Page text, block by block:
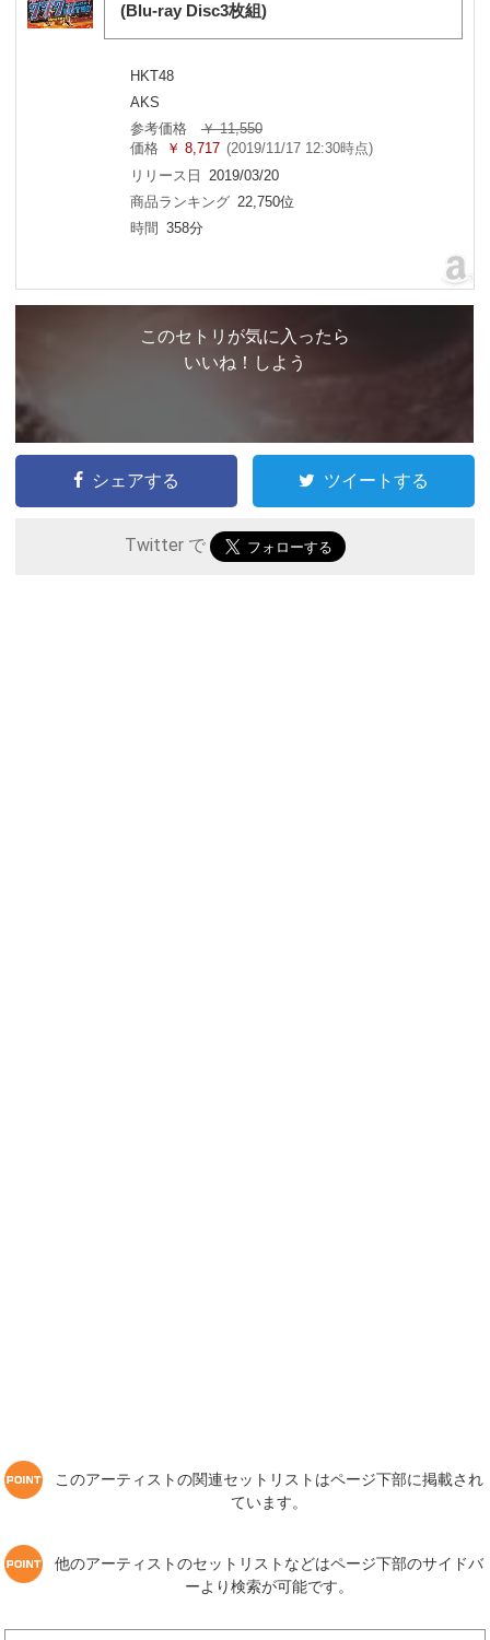
(Blu-ray Disc3枚組)
HKT48
AKS
参考価格
￥ 11,550
価格
￥ 8,717 (2019/11/17 12:30時点)
リリース日
2019/03/20
商品ランキング 22,750位
時間
358分
このセトリが気に入ったら
いいね！しよう
シェアする ツイートする
Twitter で
このアーティストの関連セットリストはページ下部に掲載され
ています。
他のアーティストのセットリストなどはページ下部のサイドバ
ーより検索が可能です。